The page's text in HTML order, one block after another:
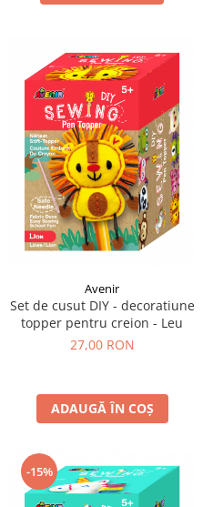
Avenir
Set de cusut DIY - decoratiune
topper pentru creion - Leu
27,00 RON
ADAUGĂ ÎN COȘ
-15%